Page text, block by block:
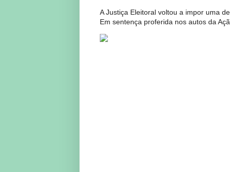
A Justiça Eleitoral voltou a impor uma
Em sentença proferida nos autos da